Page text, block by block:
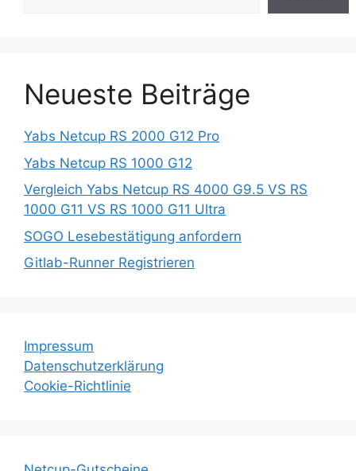
Neueste Beiträge
Yabs Netcup RS 2000 G12 Pro
Yabs Netcup RS 1000 G12
Vergleich Yabs Netcup RS 4000 G9.5 VS RS
1000 G11 VS RS 1000 G11 Ultra
SOGO Lesebestätigung anfordern
Gitlab-Runner Registrieren
Impressum
Datenschutzerklärung
Cookie-Richtlinie